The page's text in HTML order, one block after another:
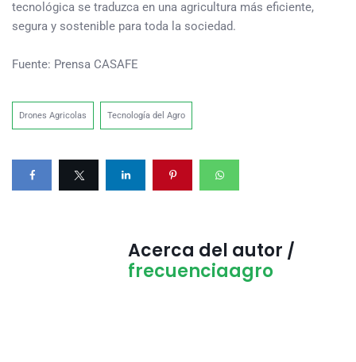
tecnológica se traduzca en una agricultura más eficiente,
segura y sostenible para toda la sociedad.
Fuente: Prensa CASAFE
Drones Agricolas Tecnología del Agro
Acerca del autor /
frecuenciaagro